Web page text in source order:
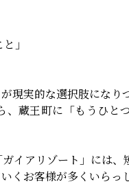
」
現実的な選択肢になり
蔵王町に「もうひと
イアリゾート」には
くお客様が多くいらっ